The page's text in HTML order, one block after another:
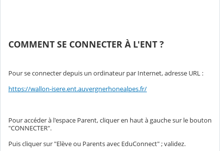
COMMENT SE CONNECTER À L'ENT ?
Pour se connecter depuis un ordinateur par Internet, adresse URL :
https://wallon-isere.ent.auvergnerhonealpes.fr/
Pour accéder à l'espace Parent, cliquer en haut à gauche sur le bouton
"CONNECTER".
Puis cliquer sur "Elève ou Parents avec EduConnect" ; validez.